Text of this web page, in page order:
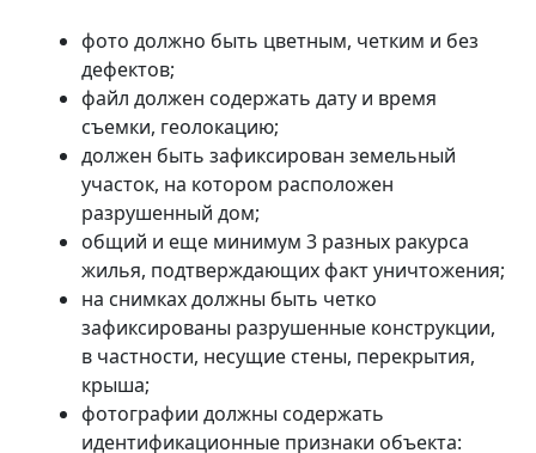
фото должно быть цветным, четким и без
дефектов;
файл должен содержать дату и время
съемки, геолокацию;
должен быть зафиксирован земельный
участок, на котором расположен
разрушенный дом;
общий и еще минимум 3 разных ракурса
жилья, подтверждающих факт уничтожения;
на снимках должны быть четко
зафиксированы разрушенные конструкции,
в частности, несущие стены, перекрытия,
крыша;
фотографии должны содержать
идентификационные признаки объекта: